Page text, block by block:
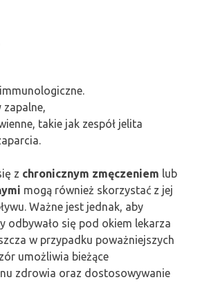
zapalne,
takie jak zespół jelita
z chronicznym zmęczeniem lub
mogą również skorzystać z jej
Ważne jest jednak, aby
odbywało się pod okiem lekarza
w przypadku poważniejszych
umożliwia bieżące
zdrowia oraz dostosowywanie